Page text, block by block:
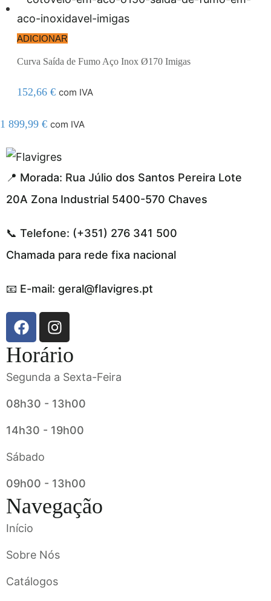
ADICIONAR
Curva Saída de Fumo Aço Inox Ø170 Imigas
152,66 € com IVA
1 899,99 € com IVA
adresi
📍 Morada: Rua Júlio dos Santos Pereira Lote
20A Zona Industrial 5400-570 Chaves
📞 Telefone: (+351) 276 341 500
Chamada para rede fixa nacional
📧 E-mail: geral@flavigres.pt
Horário
Segunda a Sexta-Feira
08h30 - 13h00
14h30 - 19h00
Sábado
09h00 - 13h00
Navegação
Início
Sobre Nós
Catálogos